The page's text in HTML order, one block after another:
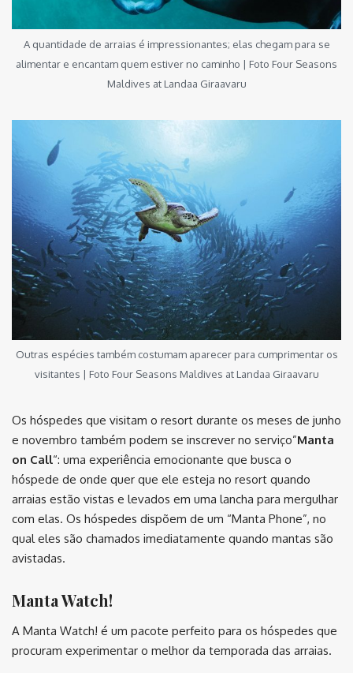
A quantidade de arraias é impressionantes; elas chegam para se
alimentar e encantam quem estiver no caminho | Foto Four Seasons
Maldives at Landaa Giraavaru
Outras espécies também costumam aparecer para cumprimentar os
visitantes | Foto Four Seasons Maldives at Landaa Giraavaru
Os hóspedes que visitam o resort durante os meses de junho
e novembro também podem se inscrever no serviço”Manta
on Call“: uma experiência emocionante que busca o
hóspede de onde quer que ele esteja no resort quando
arraias estão vistas e levados em uma lancha para mergulhar
com elas. Os hóspedes dispõem de um “Manta Phone”, no
qual eles são chamados imediatamente quando mantas são
avistadas.
Manta Watch!
A Manta Watch! é um pacote perfeito para os hóspedes que
procuram experimentar o melhor da temporada das arraias.